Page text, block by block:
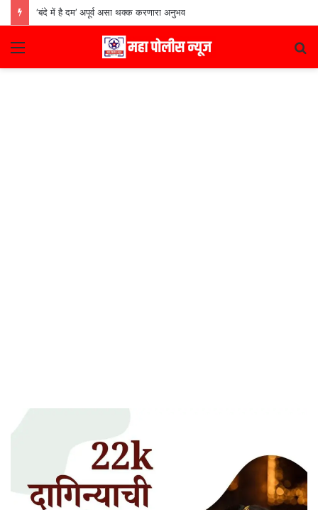
‘बंदे में है दम’ अपूर्व असा थक्क करणारा अनुभव
Menu